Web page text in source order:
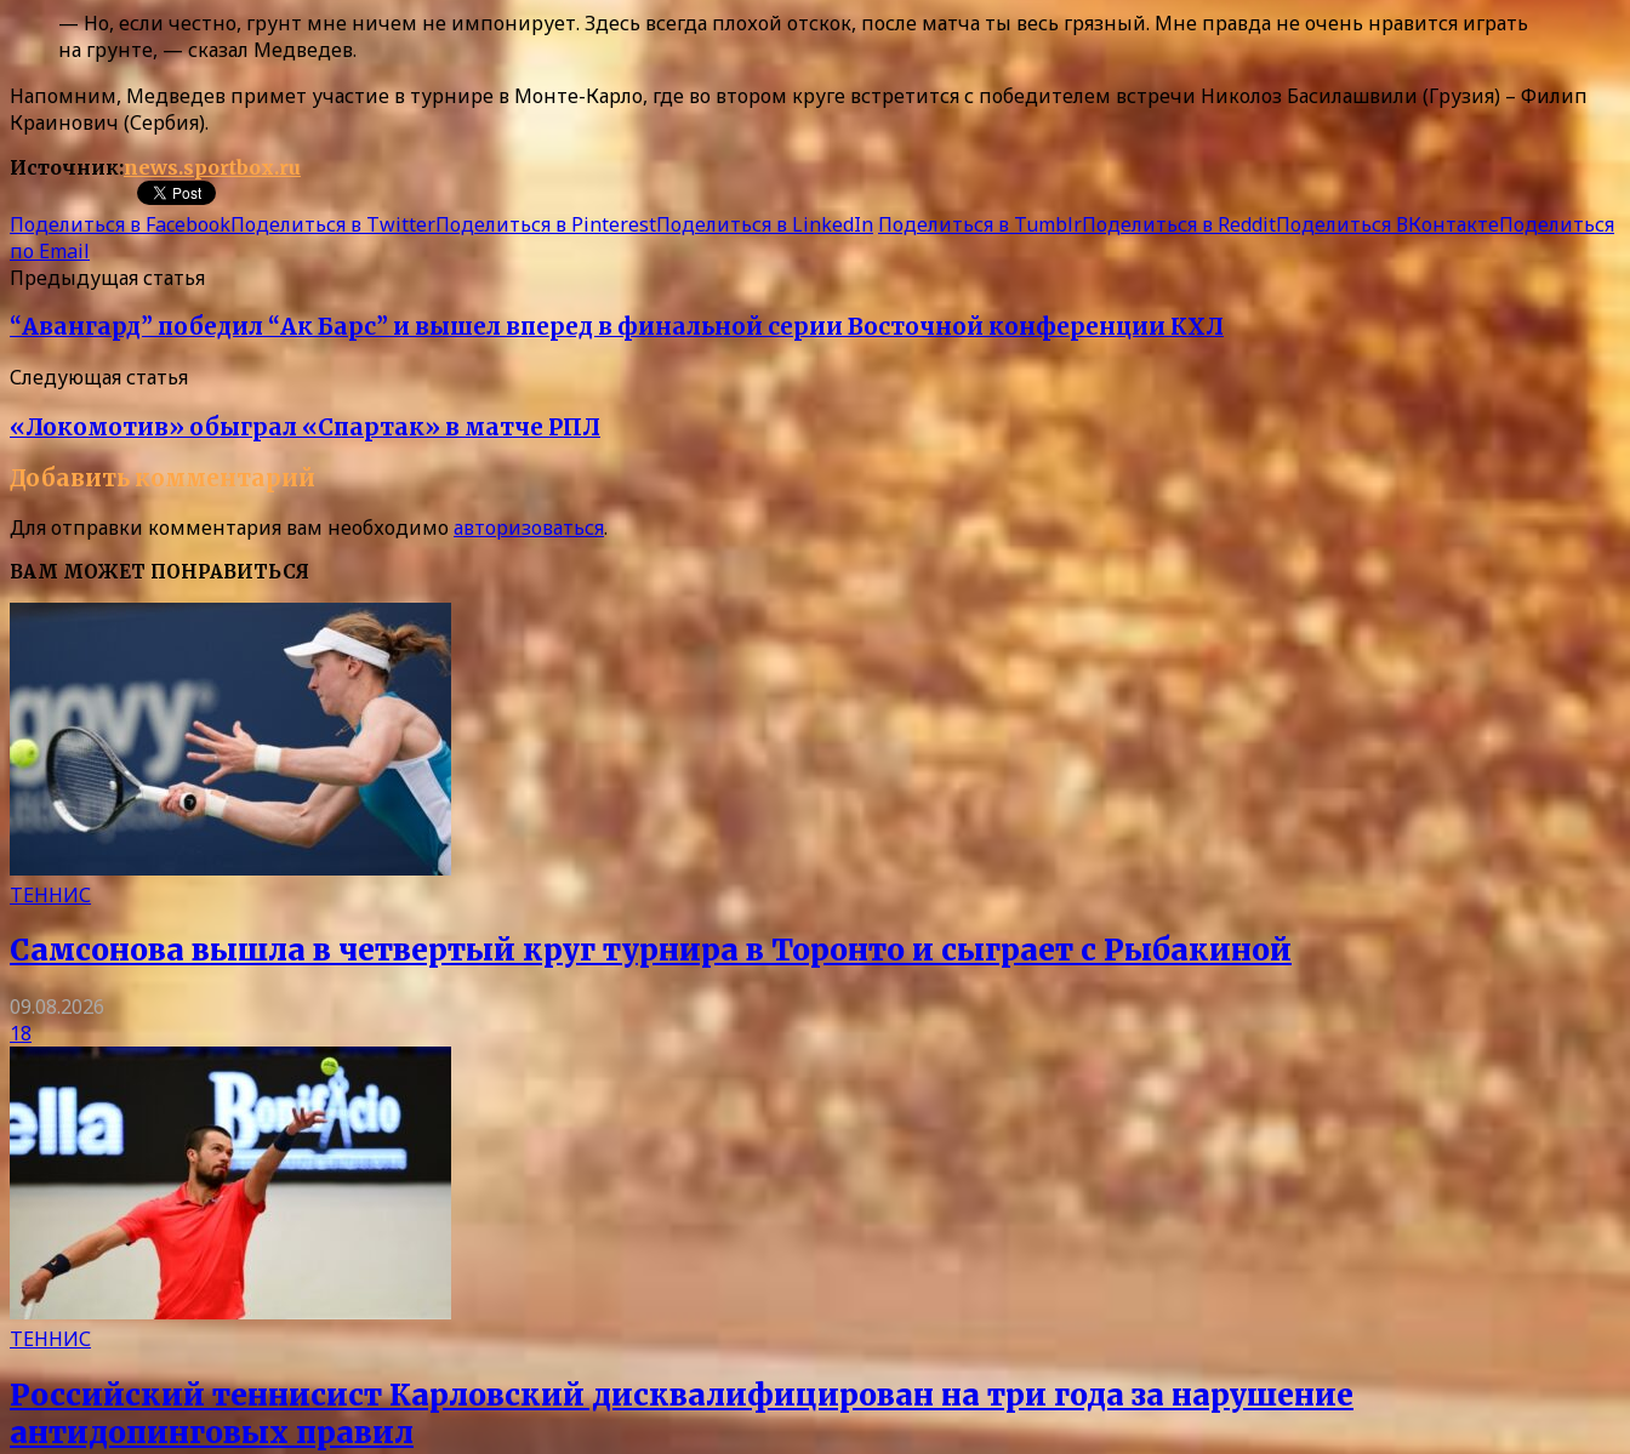
— Но, если честно, грунт мне ничем не импонирует. Здесь всегда плохой отскок, после матча ты весь грязный. Мне правда не очень нравится играть
на грунте, — сказал Медведев.
Напомним, Медведев примет участие в турнире в Монте-Карло, где во втором круге встретится с победителем встречи Николоз Басилашвили (Грузия) – Филип
Краинович (Сербия).
Источник:news.sportbox.ru
Поделиться в FacebookПоделиться в TwitterПоделиться в PinterestПоделиться в LinkedIn Поделиться в TumblrПоделиться в RedditПоделиться ВКонтактеПоделиться
по Email
Предыдущая статья
“Авангард” победил “Ак Барс” и вышел вперед в финальной серии Восточной конференции КХЛ
Следующая статья
«Локомотив» обыграл «Спартак» в матче РПЛ
Добавить комментарий
Для отправки комментария вам необходимо авторизоваться.
ВАМ МОЖЕТ ПОНРАВИТЬСЯ
ТЕННИС
Самсонова вышла в четвертый круг турнира в Торонто и сыграет с Рыбакиной
09.08.2026
18
ТЕННИС
Российский теннисист Карловский дисквалифицирован на три года за нарушение
антидопинговых правил